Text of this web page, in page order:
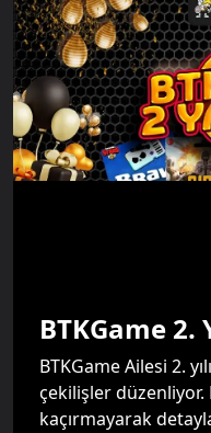
BTKGame 2.
BTKGame Ailesi 2.
çekilişler düzenliyor.
kaçırmayarak